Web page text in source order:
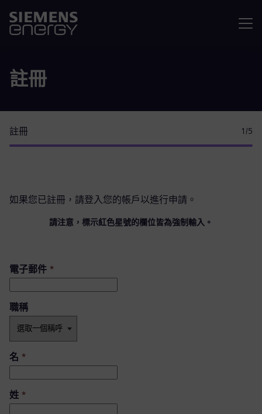
註冊
註冊 1 /5
如果您已註冊，請登入您的帳戶以進行申請。
請注意，標示紅色星號的欄位皆為強制輸入。
電子郵件 *
職稱
名 *
姓 *